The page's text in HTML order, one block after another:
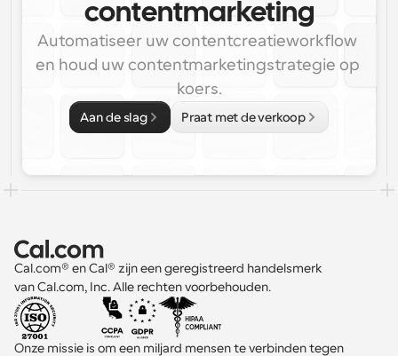
contentmarketing
Automatiseer uw contentcreatieworkflow
en houd uw contentmarketingstrategie op
koers.
Aan de slag Praat met de verkoop
Cal.com® en Cal® zijn een geregistreerd handelsmerk
van Cal.com, Inc. Alle rechten voorbehouden.
Onze missie is om een miljard mensen te verbinden tegen